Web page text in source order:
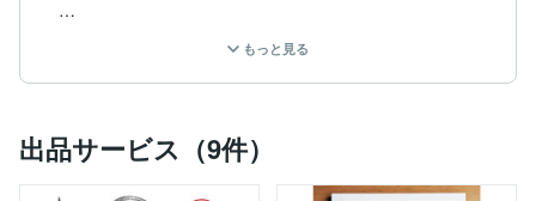
★ペン字では文部科学大臣賞 受賞経験あり(平成28年
度)
もっと見る
出品サービス（9件）